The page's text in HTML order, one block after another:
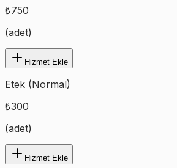
₺750
(adet)
Hizmet Ekle
Etek (Normal)
₺300
(adet)
Hizmet Ekle